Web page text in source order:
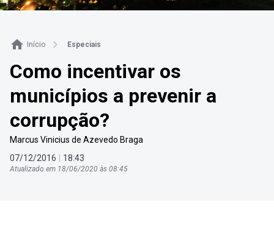
Início Especiais
Como incentivar os
municípios a prevenir a
corrupção?
Marcus Vinicius de Azevedo Braga
07/12/2016 18:43
Atualizado em 18/06/2020 às 08:45